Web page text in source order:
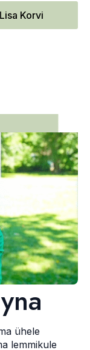
Lisa Korvi
ühele
lemmikule